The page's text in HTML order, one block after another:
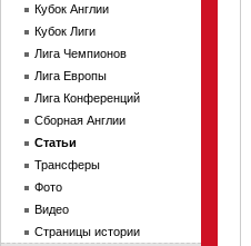
Кубок Англии
Кубок Лиги
Лига Чемпионов
Лига Европы
Лига Конференций
Сборная Англии
Статьи
Трансферы
Фото
Видео
Страницы истории